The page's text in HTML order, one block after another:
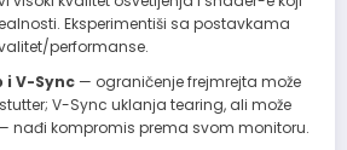
Eksperimentiši sa postavkama
performanse.
i V-Sync— ograničenje frejmrejta može
V-Sync uklanja tearing, ali može
nađi kompromis prema svom monitoru.